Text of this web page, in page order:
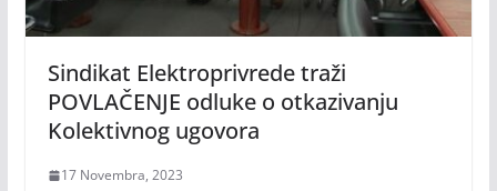
Sindikat Elektroprivrede traži
POVLAČENJE odluke o otkazivanju
Kolektivnog ugovora
17 Novembra, 2023